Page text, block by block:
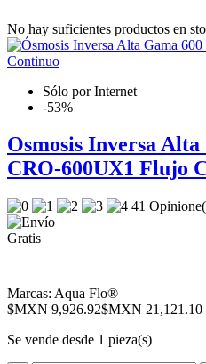
No hay suficientes productos en
Sólo por Internet
-53%
Osmosis Inversa
CRO-600UX1 Flujo
41
Marcas: Aqua Flo®
$MXN 9,926.92$MXN 21,121.10
Se vende desde 1 pieza(s)